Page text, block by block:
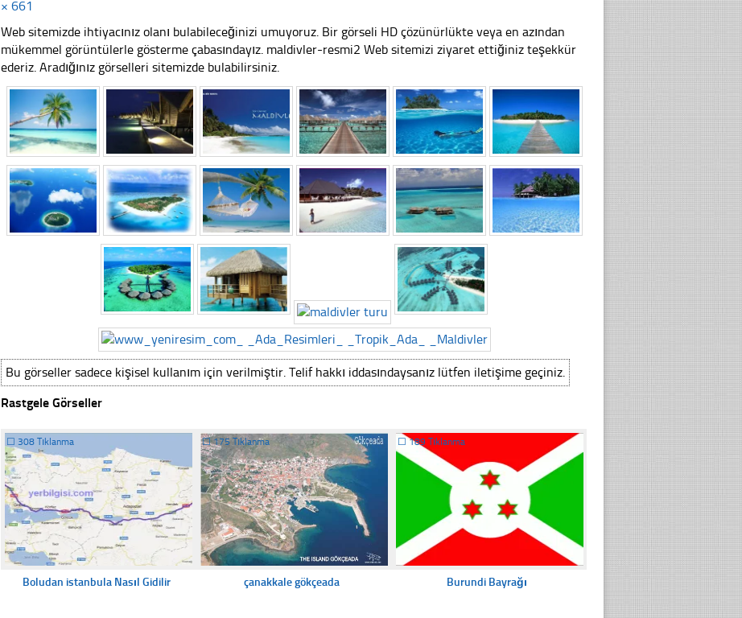
× 661
Web sitemizde ihtiyacınız olanı bulabileceğinizi umuyoruz. Bir görseli HD çözünürlükte veya en azından
mükemmel görüntülerle gösterme çabasındayız. maldivler-resmi2 Web sitemizi ziyaret ettiğiniz teşekkür
ederiz. Aradığınız görselleri sitemizde bulabilirsiniz.
Bu görseller sadece kişisel kullanım için verilmiştir. Telif hakkı iddasındaysanız lütfen iletişime geçiniz.
Rastgele Görseller
☐ 308 Tıklanma
Boludan istanbula Nasıl Gidilir
☐175 Tıklanma
çanakkale gökçeada
☐189 Tıklanma
Burundi Bayrağı